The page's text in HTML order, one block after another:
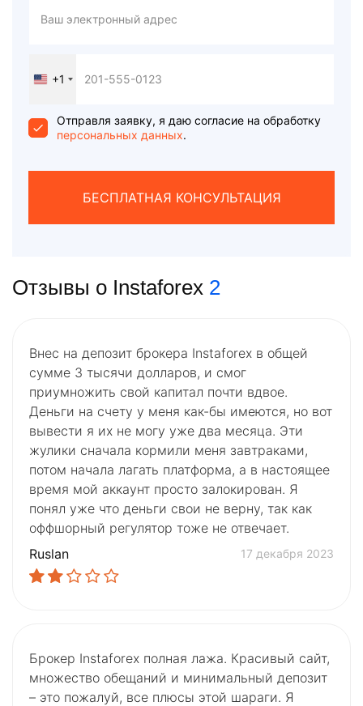
United
+1
+1
Отправля заявку, я даю согласие на обработку
персональных данных.
БЕСПЛАТНАЯ КОНСУЛЬТАЦИЯ
Отзывы о Instaforex 2
Внес на депозит брокера Instaforex в общей
сумме 3 тысячи долларов, и смог
приумножить свой капитал почти вдвое.
Деньги на счету у меня как-бы имеются, но вот
вывести я их не могу уже два месяца. Эти
жулики сначала кормили меня завтраками,
потом начала лагать платформа, а в настоящее
время мой аккаунт просто залокирован. Я
понял уже что деньги свои не верну, так как
оффшорный регулятор тоже не отвечает.
Ruslan
17 декабря 2023
Брокер Instaforex полная лажа. Красивый сайт,
множество обещаний и минимальный депозит
– это пожалуй, все плюсы этой шараги. Я